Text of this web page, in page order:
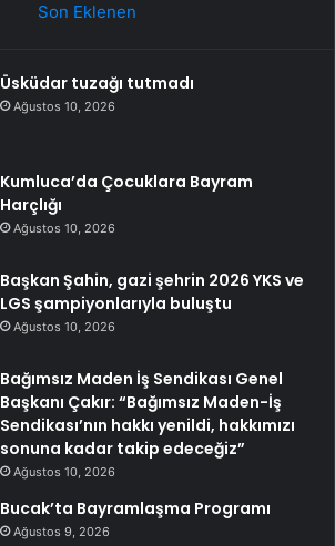
Son Eklenen
Üsküdar tuzağı tutmadı
Ağustos 10, 2026
Kumluca’da Çocuklara Bayram
Harçlığı
Ağustos 10, 2026
Başkan Şahin, gazi şehrin 2026 YKS ve
LGS şampiyonlarıyla buluştu
Ağustos 10, 2026
Bağımsız Maden İş Sendikası Genel
Başkanı Çakır: “Bağımsız Maden-İş
Sendikası’nın hakkı yenildi, hakkımızı
sonuna kadar takip edeceğiz”
Ağustos 10, 2026
Bucak’ta Bayramlaşma Programı
Ağustos 9, 2026